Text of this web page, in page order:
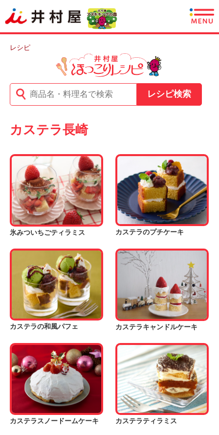
商品情報
あずきについて
採用情報
English
Chinese
レシピ
レシピ検索
カステラ長崎
氷みついちごティラミス カステラのプチケーキ
カステラの和風パフェ カステラキャンドルケーキ
カステラスノードームケーキ カステラティラミス